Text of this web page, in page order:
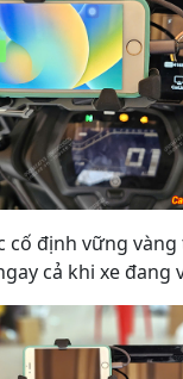
định vững vàng
cả khi xe đang